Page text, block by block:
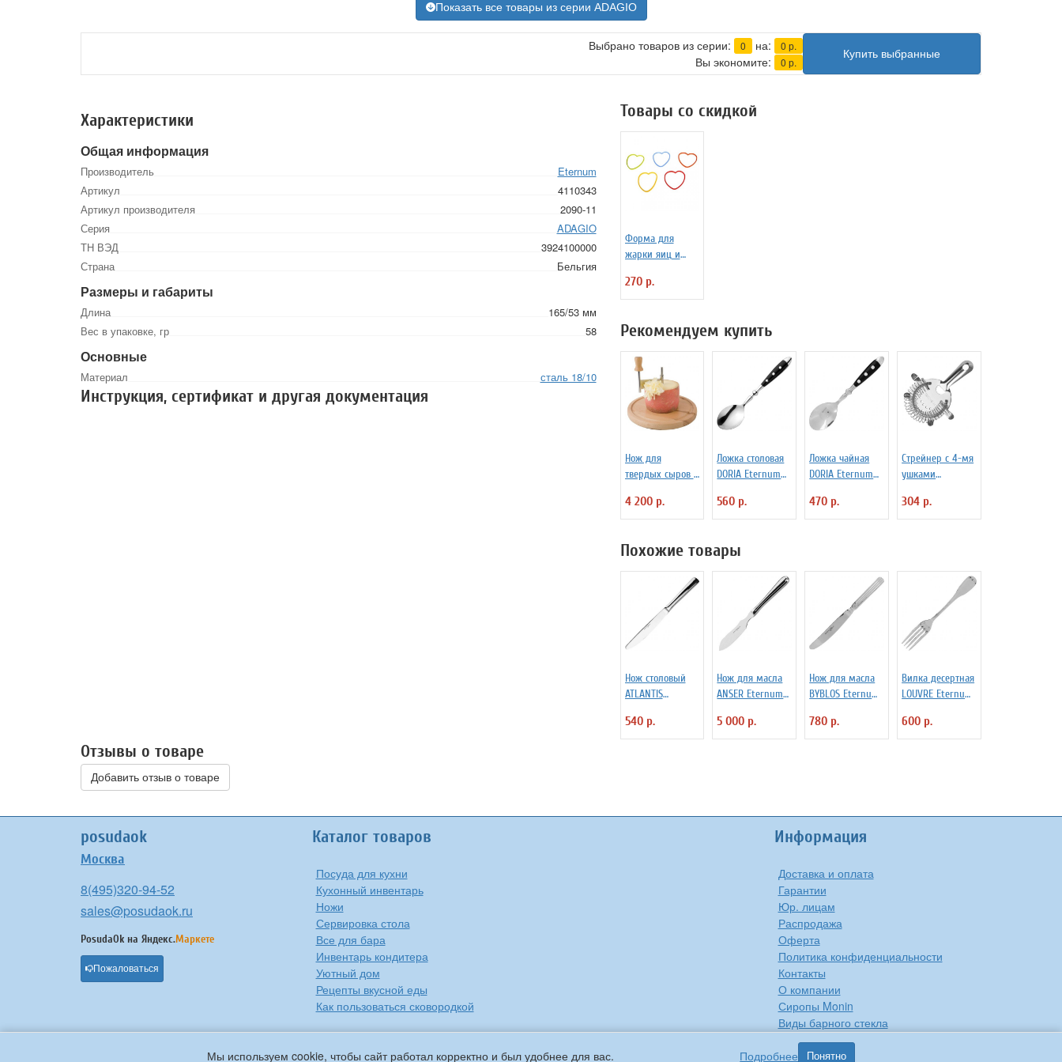
Мы используем cookie, чтобы сайт работал корректно и был удобнее для вас. Подробнее Понятно
Показать все товары из серии ADAGIO
Выбрано товаров из серии: 0 на: 0 р.
Вы экономите: 0 р.
Купить выбранные
Характеристики
Общая информация
Производитель
Eternum
Артикул
4110343
Артикул производителя
2090-11
Серия
ADAGIO
ТН ВЭД
3924100000
Страна
Бельгия
Размеры и габариты
Длина
165/53 мм
Вес в упаковке, гр
58
Основные
Материал сталь 18/10
Инструкция, сертификат и другая документация
Товары со скидкой
Форма для
жарки яиц и
силиконовая
Любовь
270 р.
Рекомендуем купить
Нож для
твердых сыров и
см APS 4071012
4 200 р.
Ложка столовая
DORIA Eternum
560 р.
Ложка чайная
DORIA Eternum
470 р.
Стрейнер с 4-мя
ушками
см B=11 см
ProHotel 2030517
304 р.
Похожие товары
Нож столовый
ATLANTIS
540 р.
Нож для масла
ANSER Eternum
5 000 р.
Нож для масла
BYBLOS Eternum
780 р.
Вилка десертная
LOUVRE Eternum
600 р.
Отзывы о товаре
Добавить отзыв о товаре
posudaok
Москва
8(495)320-94-52
sales@posudaok.ru
PosudaOk на Яндекс.Маркете
Пожаловаться
Каталог товаров
Посуда для кухни
Кухонный инвентарь
Ножи
Сервировка стола
Все для бара
Инвентарь кондитера
Уютный дом
Рецепты вкусной еды
Как пользоваться сковородкой
Информация
Доставка и оплата
Гарантии
Юр. лицам
Распродажа
Оферта
Политика конфиденциальности
Контакты
О компании
Сиропы Monin
Виды барного стекла
Рецепты вкусной еды